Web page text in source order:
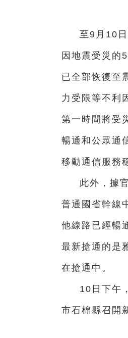
至9月10
因地震受災的
已全部恢復至
力受限等不利
第一時間將受
暢通和公眾通
移動通信服務
此外，據
普通國省幹線
他線路已經暢
最新搶通的是
在搶通中。
10日下午
市石棉縣召開